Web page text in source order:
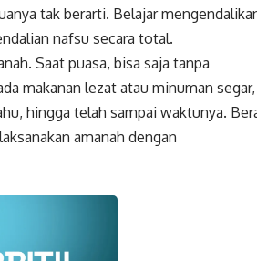
tak berarti. Belajar
nafsu secara total.
Saat puasa, bisa saja tanpa
makanan lezat atau minuman segar,
hingga telah sampai waktunya.
amanah dengan